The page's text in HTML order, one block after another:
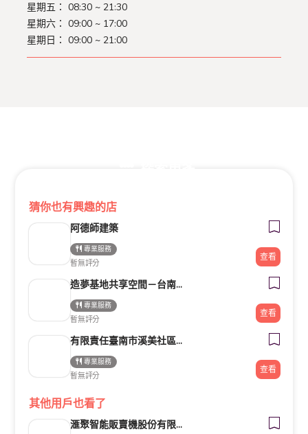
星期五： 08:30 ~ 21:30
星期六： 09:00 ~ 17:00
星期日： 09:00 ~ 21:00
猜你也有興趣的店
阿德師建築
專業服務
暫無評分
查看
造夢基地共享空間－台南火車站站前館
專業服務
暫無評分
查看
有限責任臺南市溪美社區合作社
專業服務
暫無評分
查看
其他用戶也看了
滙聚智能販賣機股份有限公司